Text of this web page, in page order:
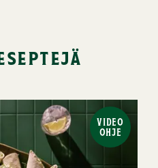
VIDEO
OHJE